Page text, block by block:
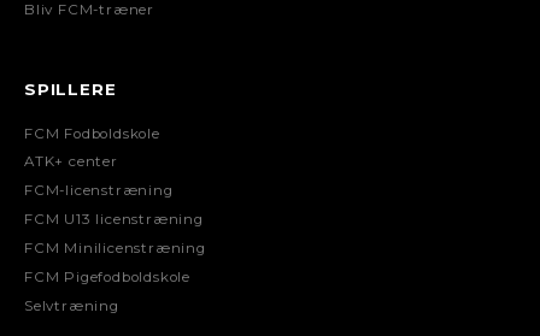
Bliv FCM-træner
SPILLERE
FCM Fodboldskole
ATK+ center
FCM-licenstræning
FCM U13 licenstræning
FCM Minilicenstræning
FCM Pigefodboldskole
Selvtræning